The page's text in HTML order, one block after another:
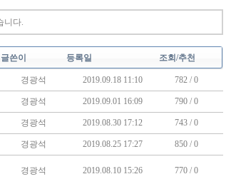
니다.
글쓴이 등록일 조회/추천
경광석 2019.09.18 11:10 782 / 0
경광석 2019.09.01 16:09 790 / 0
경광석 2019.08.30 17:12 743 / 0
경광석 2019.08.25 17:27 850 / 0
경광석 2019.08.10 15:26 770 / 0